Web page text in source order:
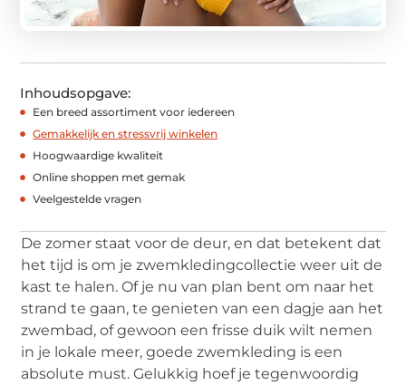
Inhoudsopgave:
Een breed assortiment voor iedereen
Gemakkelijk en stressvrij winkelen
Hoogwaardige kwaliteit
Online shoppen met gemak
Veelgestelde vragen
De zomer staat voor de deur, en dat betekent dat
het tijd is om je zwemkledingcollectie weer uit de
kast te halen. Of je nu van plan bent om naar het
strand te gaan, te genieten van een dagje aan het
zwembad, of gewoon een frisse duik wilt nemen
in je lokale meer, goede zwemkleding is een
absolute must. Gelukkig hoef je tegenwoordig